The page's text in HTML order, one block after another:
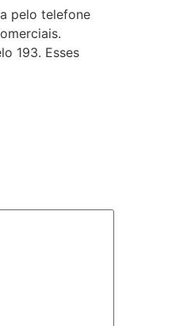
pelo telefone
193. Esses